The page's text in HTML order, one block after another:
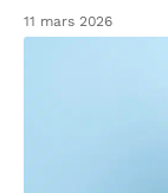
11 mars 2026